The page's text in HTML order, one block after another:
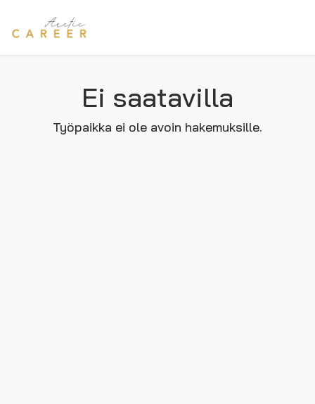
Ei saatavilla
Työpaikka ei ole avoin hakemuksille.